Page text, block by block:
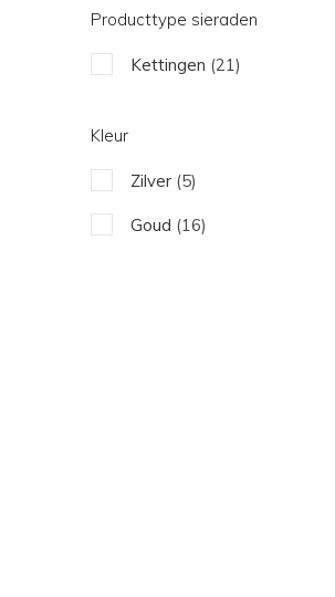
Producttype sieraden
Kettingen (21)
Kleur
Zilver (5)
Goud (16)